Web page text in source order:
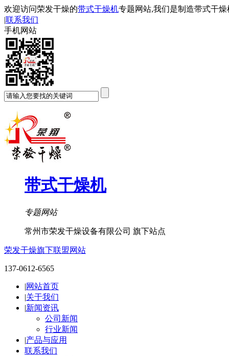
欢迎访问荣发干燥的带式干燥机专题网站,我们是制造带式干
|联系我们
手机网站
带式干燥机
专题网站
常州市荣发干燥设备有限公司 旗下站点
荣发干燥旗下联盟网站
137-0612-6565
|网站首页
|关于我们
|新闻资讯
公司新闻
行业新闻
|产品与应用
联系我们